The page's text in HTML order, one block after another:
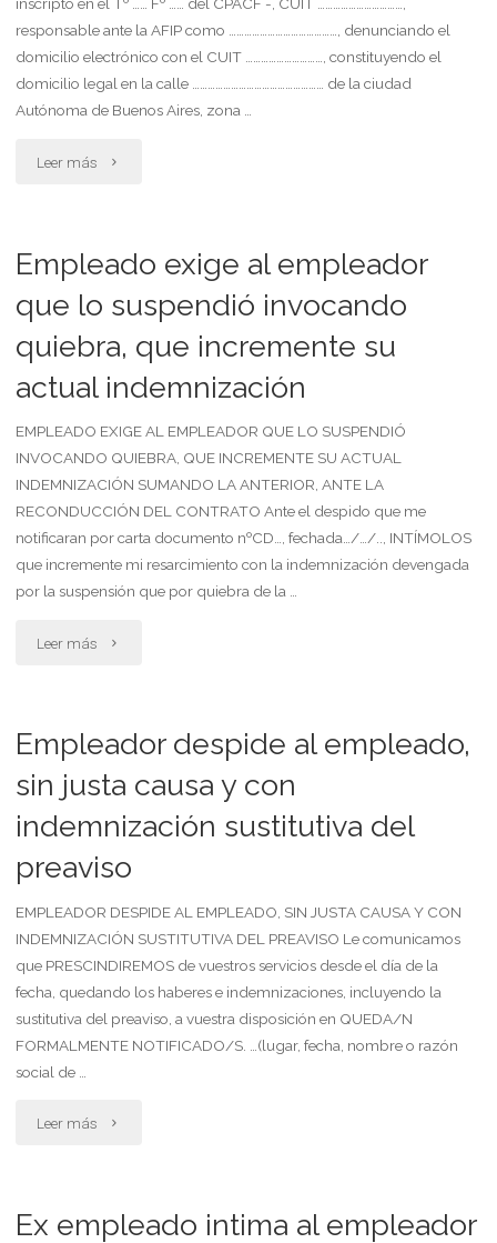
lugar
de
real
18 hs)."
de
un
causa,
que
además
una
indemnización
por
enfermedad
las
tareas
realizadas."
inscripto en el Tº …… Fº …… del CPACF -, CUIT ……………………………,
responsable ante la AFIP como ……………………………………, denunciando el
domicilio electrónico con el CUIT …………………………, constituyendo el
domicilio legal en la calle …………………………………………… de la ciudad
Autónoma de Buenos Aires, zona …
Leer más "Despido.
1
de
la
25323"
Empleado exige al empleador
que lo suspendió invocando
quiebra, que incremente su
actual indemnización
EMPLEADO EXIGE AL EMPLEADOR QUE LO SUSPENDIÓ
INVOCANDO QUIEBRA, QUE INCREMENTE SU ACTUAL
INDEMNIZACIÓN SUMANDO LA ANTERIOR, ANTE LA
RECONDUCCIÓN DEL CONTRATO Ante el despido que me
notificaran por carta documento nºCD…, fechada…/…/.., INTÍMOLOS
que incremente mi resarcimiento con la indemnización devengada
por la suspensión que por quiebra de la …
Leer más "Empleado
empleador
que
lo
suspendió
quiebra,
que
su
indemnización"
Empleador despide al empleado,
sin justa causa y con
indemnización sustitutiva del
preaviso
EMPLEADOR DESPIDE AL EMPLEADO, SIN JUSTA CAUSA Y CON
INDEMNIZACIÓN SUSTITUTIVA DEL PREAVISO Le comunicamos
que PRESCINDIREMOS de vuestros servicios desde el día de la
fecha, quedando los haberes e indemnizaciones, incluyendo la
sustitutiva del preaviso, a vuestra disposición en QUEDA/N
FORMALMENTE NOTIFICADO/S. …(lugar, fecha, nombre o razón
social de …
Leer más "Empleador
Ex empleado intima al empleador